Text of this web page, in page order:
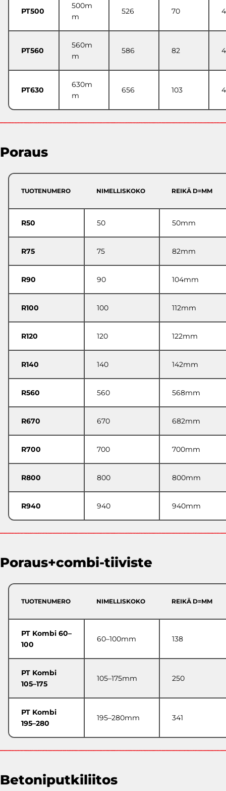
PT500
500m
m
526 70
PT560
560m
m
586 82
PT630
630m
m
656 103
Poraus
TUOTENUMERO NIMELLISKOKO REIKÄ D=MM
R50 50 50mm
R75 75 82mm
R90 90 104mm
R100 100 112mm
R120 120 122mm
R140 140 142mm
R560 560 568mm
R670 670 682mm
R700 700 700mm
R800 800 800mm
R940 940 940mm
Poraus+combi-tiiviste
TUOTENUMERO NIMELLISKOKO REIKÄ D=MM
PT Kombi 60–
100
60–100mm 138
PT Kombi
105–175
105–175mm 250
PT Kombi
195–280
195–280mm 341
Betoniputkiliitos